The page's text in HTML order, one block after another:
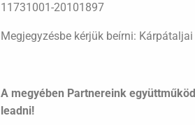
11731001-20101897
Megjegyzésbe kérjük beírni:
A megyében Partnereink
leadni!